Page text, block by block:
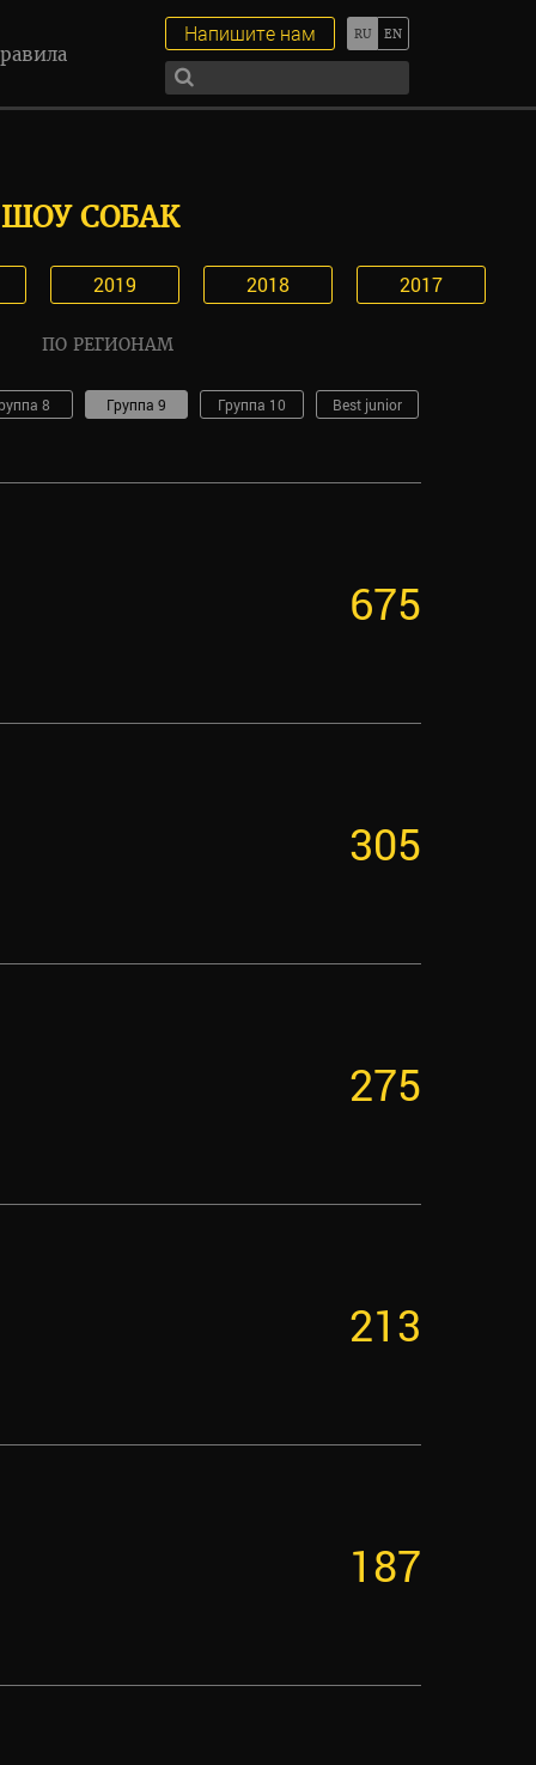
Напишите нам
СОБАК
2019 2018 2017
ПО РЕГИОНАМ
8 Группа 9 Группа 10 Best junior
675
305
275
213
187